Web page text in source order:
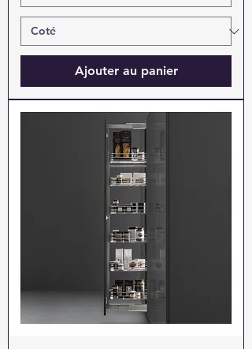
Ajouter au panier